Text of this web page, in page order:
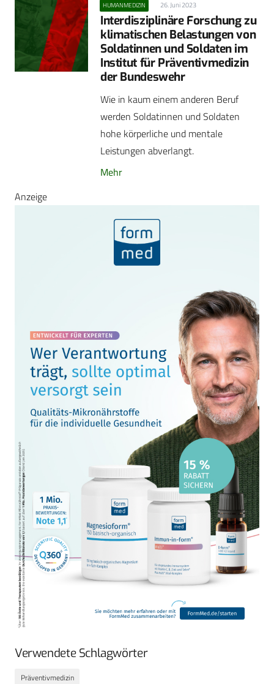
HUMANMEDIZIN 26. Juni 2023
Interdisziplinäre Forschung zu
klimatischen Belastungen von
Soldatinnen und Soldaten im
Institut für Präventivmedizin
der Bundeswehr
Wie in kaum einem anderen Beruf
werden Soldatinnen und Soldaten
hohe körperliche und mentale
Leistungen abverlangt.
Mehr
Anzeige
Verwendete Schlagwörter
Präventivmedizin